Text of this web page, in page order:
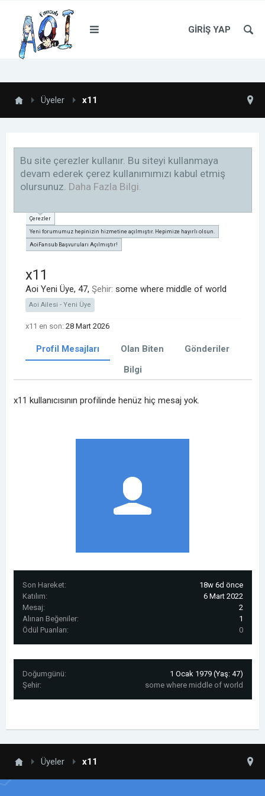
GIRIŞ YAP
Üyeler x11
Bu site çerezler kullanır. Bu siteyi kullanmaya
devam ederek çerez kullanımımızı kabul etmiş
olursunuz. Daha Fazla Bilgi.
Çerezler
Yeni forumumuz hepinizin hizmetine açılmıştır. Hepimize hayırlı olsun.
AoiFansub Başvuruları Açılmıştır!
Son Hareket:
18w 6d önce
Katılım:
6 Mart 2022
Mesaj:
2
Alınan Beğeniler:
1
Ödül Puanları:
0
Doğumgünü: 1 Ocak 1979 (Yaş: 47)
Şehir:
some where middle of world
x11
Aoi Yeni Üye, 47, Şehir: some where middle of world
Aoi Ailesi - Yeni Üye
x11 en son: 28 Mart 2026
Profil Mesajları Olan Biten
Gönderiler
Bilgi
x11 kullanıcısının profilinde henüz hiç mesaj yok.
Üyeler x11